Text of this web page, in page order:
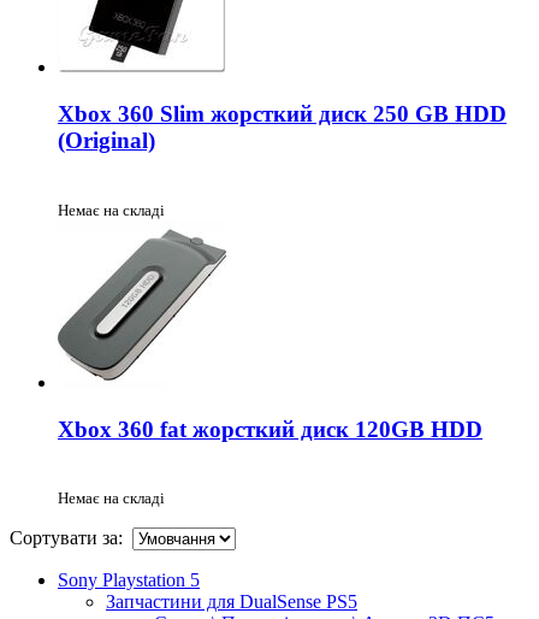
Xbox 360 Slim жорсткий диск 250 GB HDD
(Original)
Немає на складі
Xbox 360 fat жорсткий диск 120GB HDD
Немає на складі
Сортувати за:
Sony Playstation 5
Запчастини для DualSense PS5